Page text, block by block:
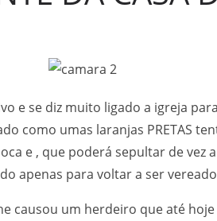
e se diz muito ligado a igreja
como umas laranjas PRETAS
e , que poderá sepultar de vez
apenas para voltar a ser
causou um herdeiro que até